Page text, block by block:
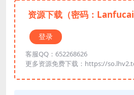
资源下载（密码：Lanfucai
登录
客服QQ：652268626
更多资源免费下载：https://